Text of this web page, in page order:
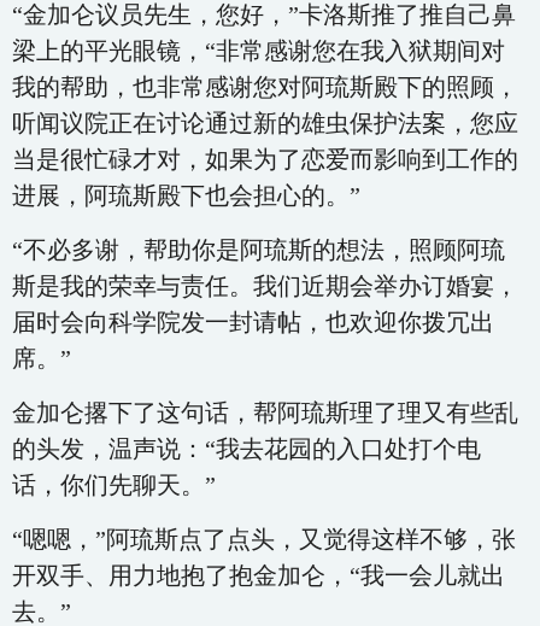
“金加仑议员先生，您好，”卡洛斯推了推自己鼻
梁上的平光眼镜，“非常感谢您在我入狱期间对
我的帮助，也非常感谢您对阿琉斯殿下的照顾，
听闻议院正在讨论通过新的雄虫保护法案，您应
当是很忙碌才对，如果为了恋爱而影响到工作的
进展，阿琉斯殿下也会担心的。”
“不必多谢，帮助你是阿琉斯的想法，照顾阿琉
斯是我的荣幸与责任。我们近期会举办订婚宴，
届时会向科学院发一封请帖，也欢迎你拨冗出
席。”
金加仑撂下了这句话，帮阿琉斯理了理又有些乱
的头发，温声说：“我去花园的入口处打个电
话，你们先聊天。”
“嗯嗯，”阿琉斯点了点头，又觉得这样不够，张
开双手、用力地抱了抱金加仑，“我一会儿就出
去。”